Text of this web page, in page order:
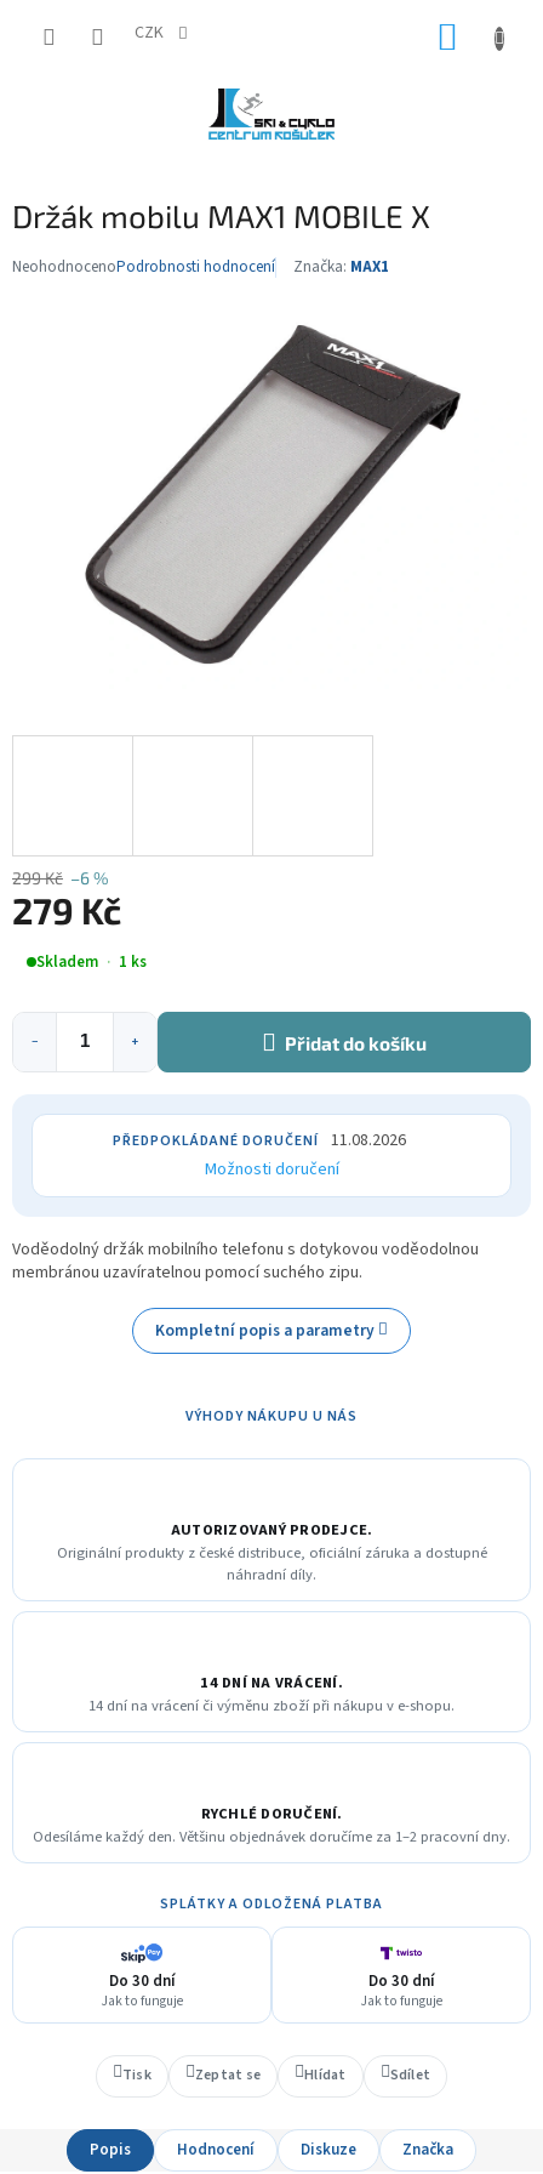
CZK
Držák mobilu MAX1 MOBILE X
Průměrné
NeohodnocenoPodrobnosti hodnocení Značka: MAX1
299 Kč –6 %
279 Kč
Měrná
cena:
Skladem 1 ks
+
− Přidat do košíku
11.08.2026
Možnosti doručení
Voděodolný držák mobilního telefonu s dotykovou voděodolnou
membránou uzavíratelnou pomocí suchého zipu.
Kompletní popis a parametry
VÝHODY NÁKUPU U NÁS
AUTORIZOVANÝ PRODEJCE.
Originální produkty z české distribuce, oficiální záruka a dostupné
náhradní díly.
14 DNÍ NA VRÁCENÍ.
14 dní na vrácení či výměnu zboží při nákupu v e-shopu.
RYCHLÉ DORUČENÍ.
Odesíláme každý den. Většinu objednávek doručíme za 1–2 pracovní dny.
SPLÁTKY A ODLOŽENÁ PLATBA
Do 30 dní
Jak to funguje
Do 30 dní
Jak to funguje
Tisk Zeptat se Hlídat Sdílet
Popis Hodnocení Diskuze Značka